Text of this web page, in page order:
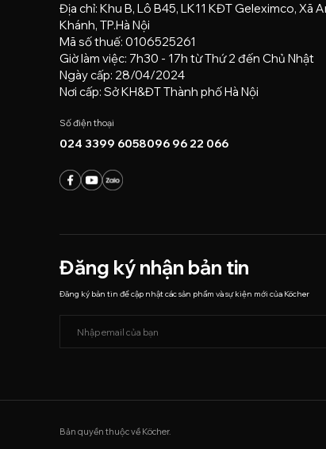
Địa chỉ: Khu B, Lô B45, LK11 KĐT Geleximco, Xã
Khánh, TP.Hà Nội
Mã số thuế: 0106525261
Giờ làm việc: 7h30 - 17h từ Thứ 2 đến Chủ Nhật
Ngày cấp: 28/04/2024
Nơi cấp: Sở KH&ĐT Thành phố Hà Nội
Số điện thoại
024 3399 6058096 96 22 066
Đăng ký nhận bản tin
Đăng ký bản tin để cập nhật các sản phẩm và sự kiện mới của Köcher
Bản quyền thuộc về Köcher.